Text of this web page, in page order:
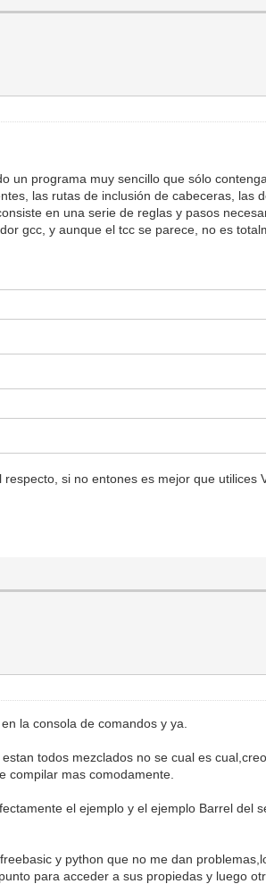
un programa muy sencillo que sólo
las rutas de inclusión de cabeceras, las
en una serie de reglas y pasos
gcc, y aunque el tcc se parece, no es
si no entones es mejor que utilices
la consola de comandos y ya.
todos mezclados no se cual es
compilar mas comodamente.
el ejemplo y el ejemplo Barrel del
y python que no me dan
para acceder a sus propiedas y luego